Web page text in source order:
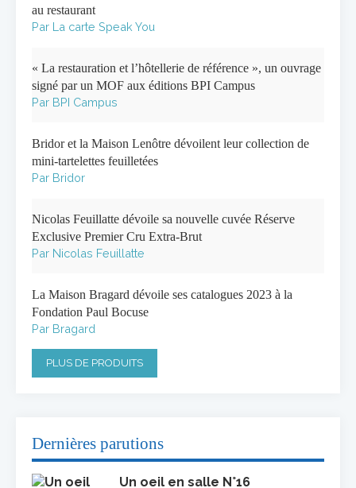
au restaurant
Par La carte Speak You
« La restauration et l’hôtellerie de référence », un ouvrage
signé par un MOF aux éditions BPI Campus
Par BPI Campus
Bridor et la Maison Lenôtre dévoilent leur collection de
mini-tartelettes feuilletées
Par Bridor
Nicolas Feuillatte dévoile sa nouvelle cuvée Réserve
Exclusive Premier Cru Extra-Brut
Par Nicolas Feuillatte
La Maison Bragard dévoile ses catalogues 2023 à la
Fondation Paul Bocuse
Par Bragard
PLUS DE PRODUITS
Dernières parutions
Un oeil en salle N°16